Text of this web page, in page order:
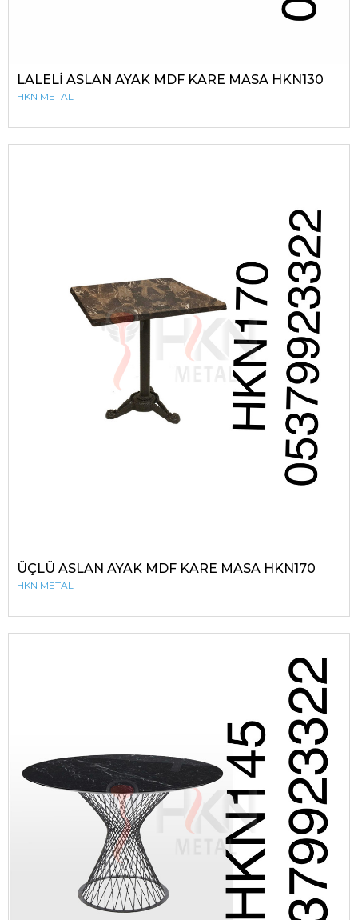
LALELİ ASLAN AYAK MDF KARE MASA HKN130
HKN METAL
ÜÇLÜ ASLAN AYAK MDF KARE MASA HKN170
HKN METAL